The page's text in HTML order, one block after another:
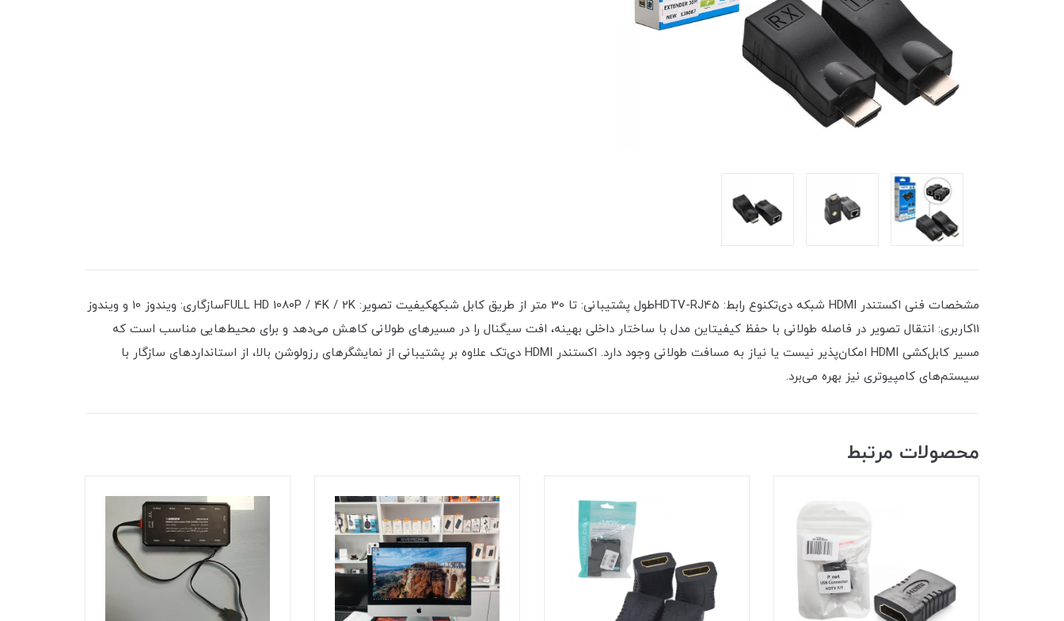
مشخصات فنی اکستندر HDMI شبکه دی‌تکنوع رابط: HDTV-RJ45طول پشتیبانی: تا 30 متر از طریق کابل شبکهکیفیت تصویر: FULL HD 1080P / 4K / 2Kسازگاری: ویندوز 10 و ویندوز
11کاربری: انتقال تصویر در فاصله طولانی با حفظ کیفیتاین مدل با ساختار داخلی بهینه، افت سیگنال را در مسیرهای طولانی کاهش می‌دهد و برای محیط‌هایی مناسب است که
مسیر کابل‌کشی HDMI امکان‌پذیر نیست یا نیاز به مسافت طولانی وجود دارد. اکستندر HDMI دی‌تک علاوه بر پشتیبانی از نمایشگرهای رزولوشن بالا، از استانداردهای سازگار با
سیستم‌های کامپیوتری نیز بهره می‌برد.
محصولات مرتبط